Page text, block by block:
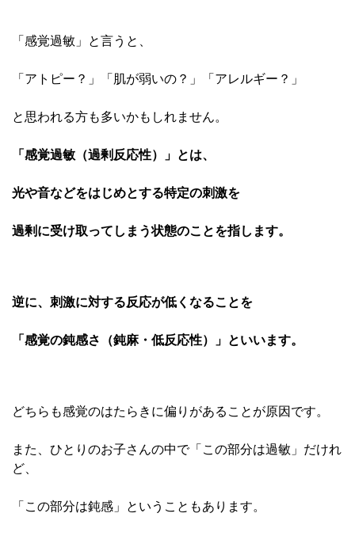
「感覚過敏」と言うと、
「アトピー？」「肌が弱いの？」「アレルギー？」
と思われる方も多いかもしれません。
「感覚過敏（過剰反応性）」とは、
光や音などをはじめとする特定の刺激を
過剰に受け取ってしまう状態のことを指します。
逆に、刺激に対する反応が低くなることを
「感覚の鈍感さ（鈍麻・低反応性）」といいます。
どちらも感覚のはたらきに偏りがあることが原因です。
また、ひとりのお子さんの中で「この部分は過敏」だけれ
ど、
「この部分は鈍感」ということもあります。